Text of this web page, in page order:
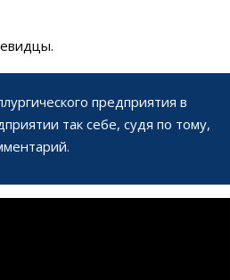
предприятия в
так себе, судя по тому,